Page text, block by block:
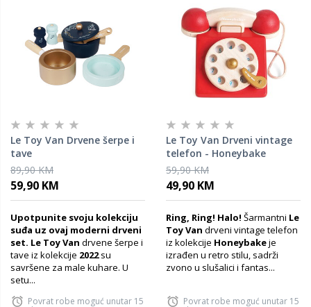
Le Toy Van Drvene šerpe i
tave
89,90 KM
59,90 KM
Upotpunite svoju kolekciju
suđa uz ovaj moderni drveni
set. Le Toy Van drvene šerpe i
tave iz kolekcije 2022su
savršene za male kuhare. U
setu...
Povrat robe moguć unutar 15
Le Toy Van Drveni vintage
telefon - Honeybake
59,90 KM
49,90 KM
Ring, Ring! Halo! Šarmantni Le
Toy Van drveni vintage telefon
iz kolekcije Honeybakeje
izrađen u retro stilu, sadrži
zvono u slušalici i fantas...
Povrat robe moguć unutar 15